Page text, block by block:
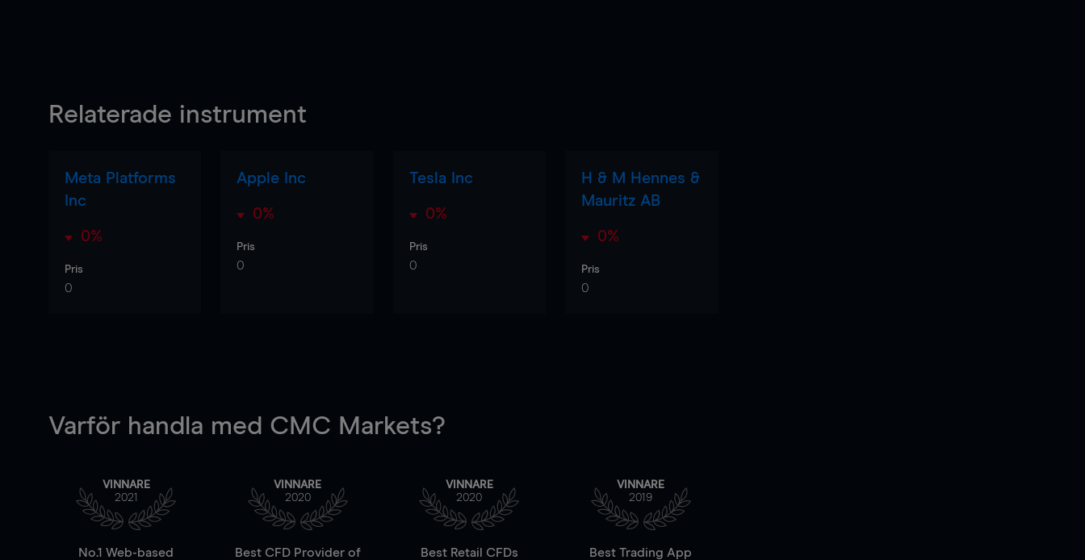
Relaterade instrument
Meta Platforms
Inc
0%
Pris
0
Apple Inc
0%
Pris
0
Tesla Inc
0%
Pris
0
H & M Hennes &
Mauritz AB
0%
Pris
0
Varför handla med CMC Markets?
VINNARE
2021
No.1 Web-based
VINNARE
2020
Best CFD Provider of
VINNARE
2020
Best Retail CFDs
VINNARE
2019
Best Trading App